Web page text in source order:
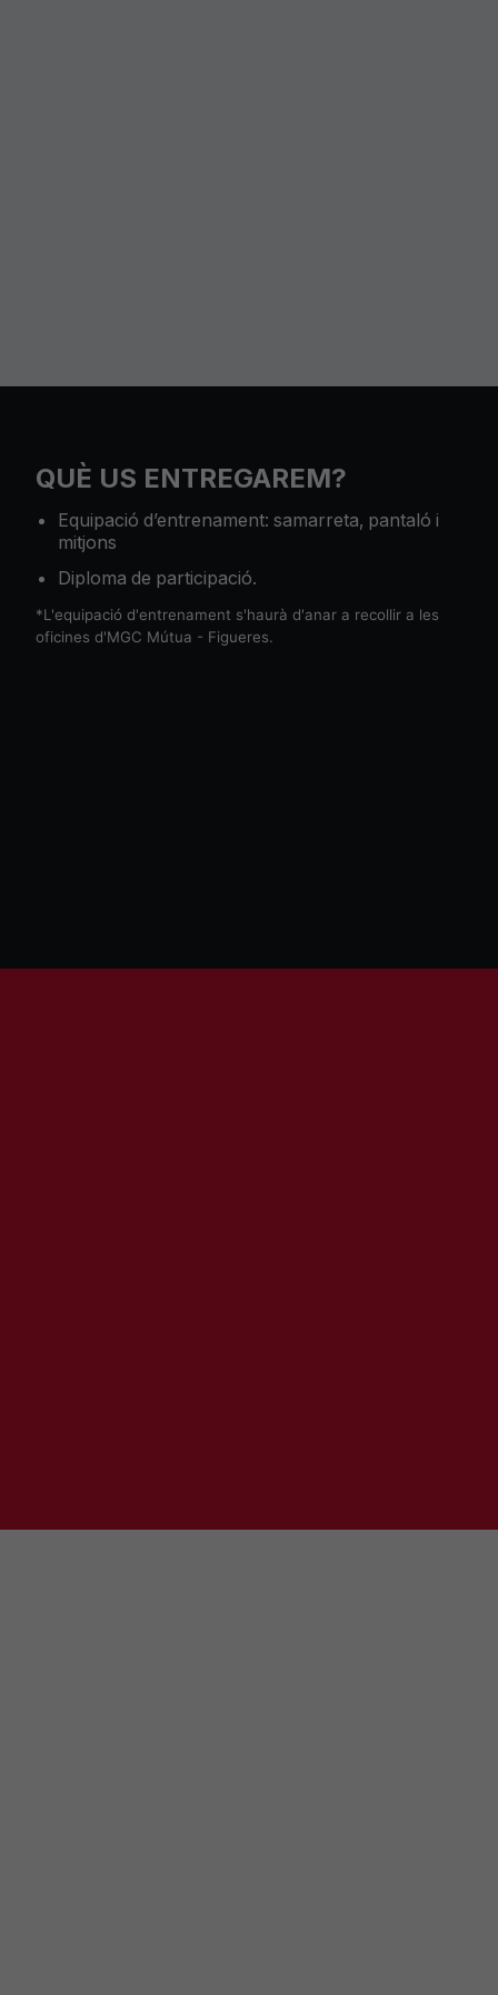
QUÈ US ENTREGAREM?
Equipació d’entrenament: samarreta, pantaló i
mitjons
Diploma de participació.
*L'equipació d'entrenament s'haurà d'anar a recollir a les
oficines d'MGC Mútua - Figueres.